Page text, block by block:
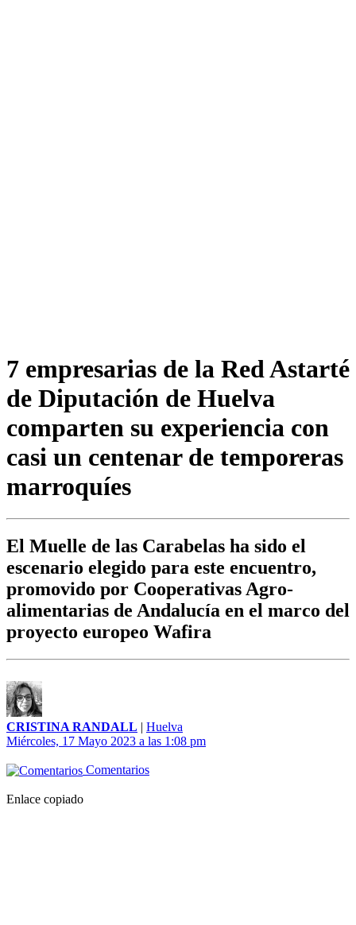
7 empresarias de la Red Astarté
de Diputación de Huelva
comparten su experiencia con
casi un centenar de temporeras
marroquíes
El Muelle de las Carabelas ha sido el
escenario elegido para este encuentro,
promovido por Cooperativas Agro-
alimentarias de Andalucía en el marco del
proyecto europeo Wafira
CRISTINA RANDALL | Huelva
Miércoles, 17 Mayo 2023 a las 1:08 pm
Comentarios
Enlace copiado